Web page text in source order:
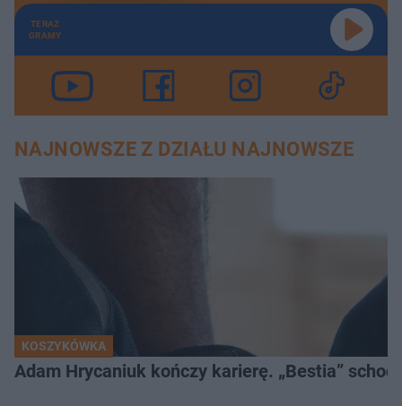
TERAZ
GRAMY
NAJNOWSZE Z DZIAŁU NAJNOWSZE
KOSZYKÓWKA
Adam Hrycaniuk kończy karierę. „Bestia”